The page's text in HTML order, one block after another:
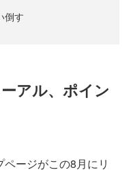
倒す
アル、ポイン
ージがこの8月にリ